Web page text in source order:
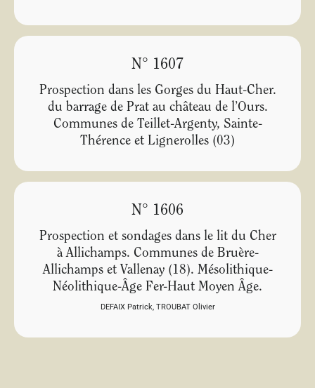
N° 1607
Prospection dans les Gorges du Haut-Cher.
du barrage de Prat au château de l’Ours.
Communes de Teillet-Argenty, Sainte-
Thérence et Lignerolles (03)
N° 1606
Prospection et sondages dans le lit du Cher
à Allichamps. Communes de Bruère-
Allichamps et Vallenay (18). Mésolithique-
Néolithique-Âge Fer-Haut Moyen Âge.
DEFAIX Patrick, TROUBAT Olivier